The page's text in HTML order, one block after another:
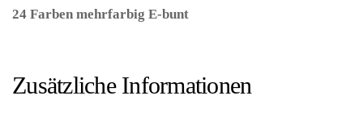
24 Farben mehrfarbig E-bunt
Zusätzliche Informationen